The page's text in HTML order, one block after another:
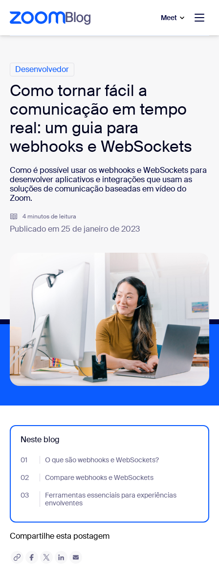
principal
chat de ajuda
Meet
Desenvolvedor
Como tornar fácil a
comunicação em tempo
real: um guia para
webhooks e WebSockets
Como é possível usar os webhooks e WebSockets para
desenvolver aplicativos e integrações que usam as
soluções de comunicação baseadas em vídeo do
Zoom.
4 minutos de leitura
Publicado em 25 de janeiro de 2023
Neste blog
01 O que são webhooks e WebSockets?
- Jumplink to O que são webhooks e WebSockets?
02
Compare webhooks e WebSockets
- Jumplink to Compare webhooks e WebSockets
03
Ferramentas essenciais para experiências
envolventes
- Jumplink to Ferramentas essenciais para experiências
Compartilhe esta postagem